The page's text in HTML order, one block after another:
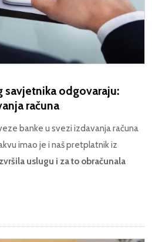
savjetnika odgovaraju:
računa
banke u svezi izdavanja računa
imao je i naš pretplatnik iz
uslugu i za to obračunala